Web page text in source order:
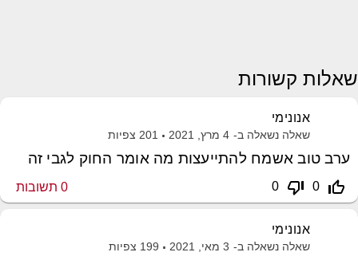
שאלות קשורות
אנונימי
שאלה נשאלה ב- 4 מרץ, 2021 201 צפיות
ערב טוב אשמח להתייעצות מה אומר החוק לגבי זה
thumb_up_off_alt
0
thumb_down_off_alt
0
0 תשובות
אנונימי
שאלה נשאלה ב- 3 מאי, 2021 199 צפיות